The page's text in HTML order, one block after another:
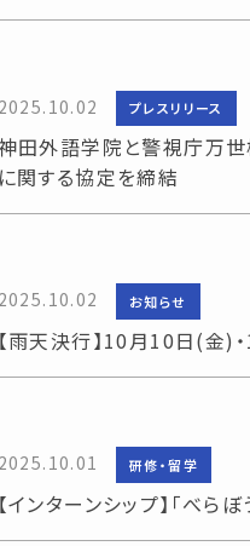
2025.10.02 プレスリリース
田外語学院と警視庁万世
に関する協定を締結
2025.10.02 お知らせ
【雨天決行】10月10日(金)
2025.10.01 研修・留学
【インターンシップ】「べ